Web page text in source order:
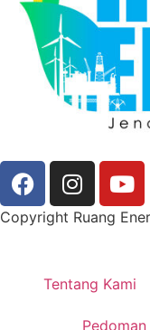
Copyright Ruang
Tentang Kami